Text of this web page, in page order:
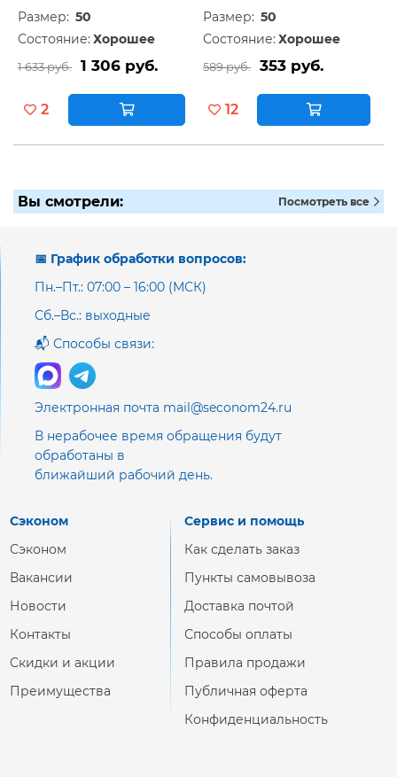
Размер: 50
Состояние: Хорошее
1 633 руб. 1 306 руб.
2
Размер: 50
Состояние: Хорошее
589 руб. 353 руб.
12
Вы смотрели: Посмотреть все
📅 График обработки вопросов:
Пн.–Пт.: 07:00 – 16:00 (МСК)
Сб.–Вс.: выходные
📬 Способы связи:
Электронная почта mail@seconom24.ru
В нерабочее время обращения будут
обработаны в
ближайший рабочий день.
Сэконом
Сэконом
Вакансии
Новости
Контакты
Скидки и акции
Преимущества
Сервис и помощь
Как сделать заказ
Пункты самовывоза
Доставка почтой
Способы оплаты
Правила продажи
Публичная оферта
Конфиденциальность